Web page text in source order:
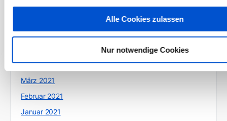
Alle Cookies zulassen
Nur notwendige Cookies
Juni 2021
April 2021
März 2021
Februar 2021
Januar 2021